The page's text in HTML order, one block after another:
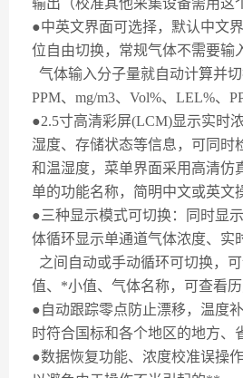
输出（校准其他采集设备需用这
●中英文界面可选择，默认中文
位自由切换，常规气体不需要输
气体输入分子量就自动计算并切
PPM、 mg/m3、 Vol%、 LEL%、
●2.5寸高清彩屏(LCM)显示实时
湿度、存储状态等信息，可同时
和温湿度，菜单界面采用高清仿
单的功能名称，简明中文或英文
●三种显示模式可切换：同时显
体循环显示单通道气体浓度、实
之间自动或手动循环可切换，
值、*小值、气体名称，可查看历
●自动跟踪零点防止漂移，温度
时符合国标和各个地区的地方、
●数据恢复功能、浓度校准误操